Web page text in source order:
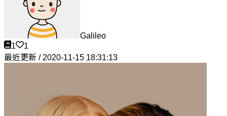
Galileo
1
1
最近更新 / 2020-11-15 18:31:13